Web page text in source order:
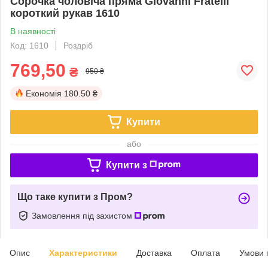
короткий рукав 1610
В наявності
Код: 1610
Роздріб
769,50 ₴ 950 ₴
Економія 180.50 ₴
Купити
або
Купити з
Що таке купити з Пром?
Замовлення під захистом
Опис Характеристики Доставка Оплата Умови